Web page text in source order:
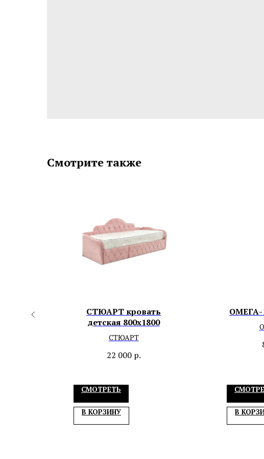
Смотрите также
СТЮАРТ кровать
детская 800х1800
СТЮАРТ
22 000 р.
СМОТРЕТЬ
В КОРЗИНУ
ОМЕГА-
В